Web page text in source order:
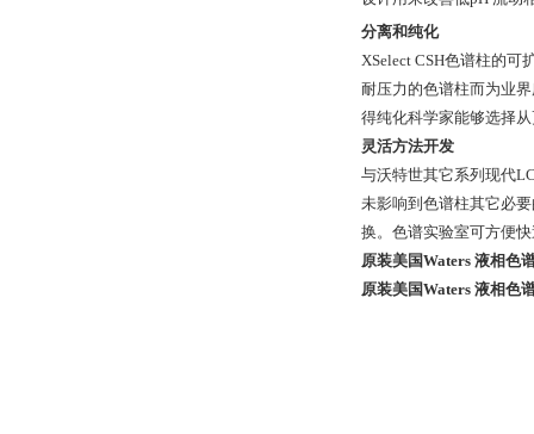
分离和纯化
XSelect CSH色谱柱的
耐压力的色谱柱而为业
得纯化科学家能够选择
灵活方法开发
与沃特世其它系列现代
未影响到色谱柱其它必
换。色谱实验室可方便
原装美国Waters 液相色
原装美国Waters 液相色